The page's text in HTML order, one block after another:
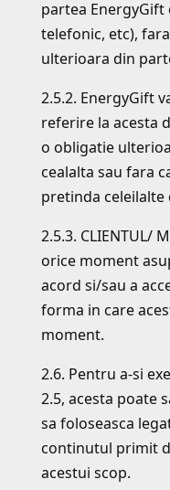
partea
telefonic, etc),
ulterioara din
2.5.2. EnergyGift
referire la acesta
o obligatie
cealalta sau fara
pretinda celeilalte
2.5.3. CLIENTUL/
orice moment
acord si/sau a
forma in care
moment.
2.6. Pentru a-si
2.5, acesta poate
sa foloseasca
continutul primit
acestui scop.